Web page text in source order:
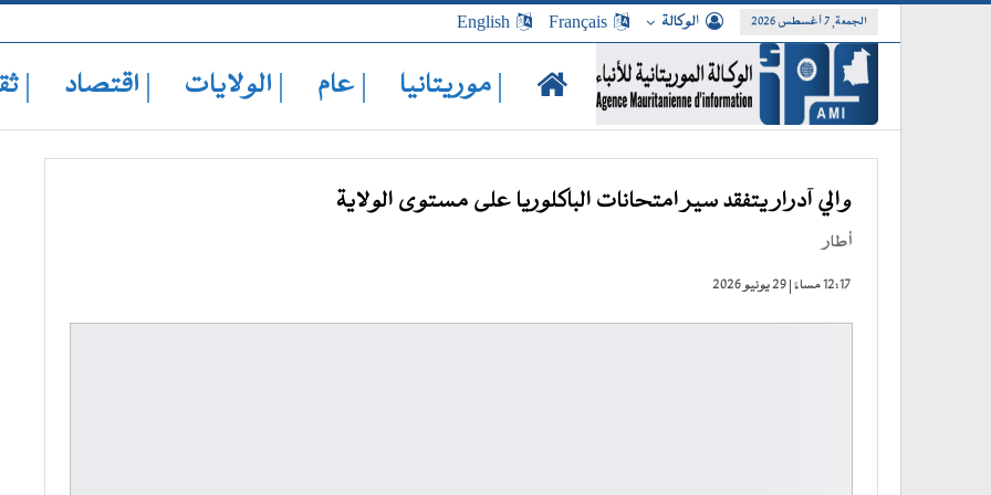
الجمعة, 7 أغسطس 2026 الوكالة Français
English
| موريتانيا | عام | الولايات | اقتصاد |
والي آدرار يتفقد سير امتحانات الباكلوريا على مستوى الولاية
أطار
12:17 مساءً | 29 يونيو 2026